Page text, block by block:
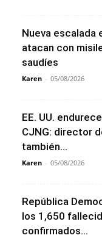
Nueva escalada
atacan con
saudíes
Karen - 05/08/2026
EE. UU.
CJNG: director
también...
Karen - 05/08/2026
República
los 1,650
confirmados...